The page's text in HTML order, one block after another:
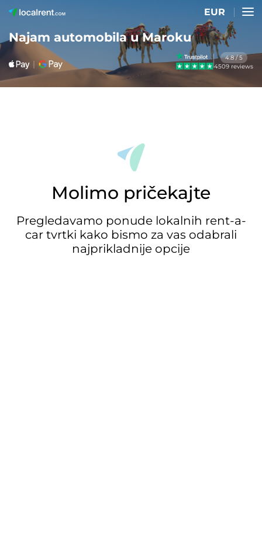
EUR
Najam automobila u Maroku
4.8 / 5
4509 reviews
Molimo pričekajte
Pregledavamo ponude lokalnih rent-a-
car tvrtki kako bismo za vas odabrali
najprikladnije opcije